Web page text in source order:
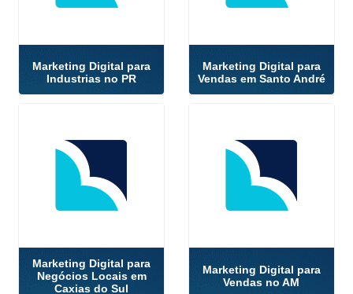
Marketing Digital para
Industrias no PR
Marketing Digital para
Vendas em Santo André
Marketing Digital para
Negócios Locais em
Caxias do Sul
Marketing Digital para
Vendas no AM